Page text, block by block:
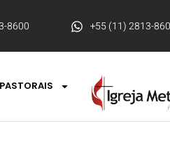
8600 +55 (11) 2813-
PASTORAIS